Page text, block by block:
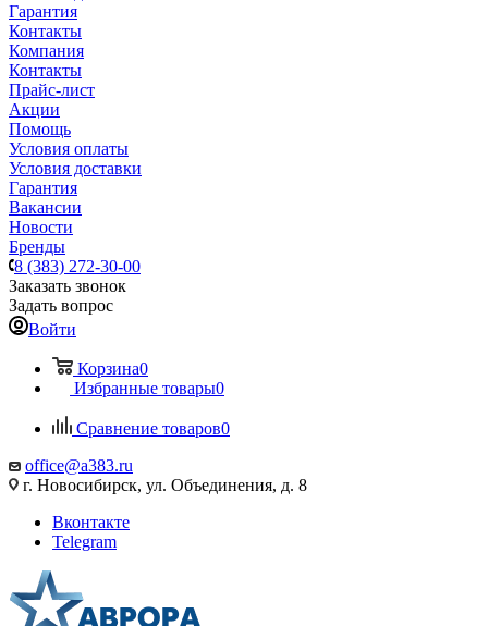
Гарантия
Контакты
Компания
Контакты
Прайс-лист
Акции
Помощь
Условия оплаты
Условия доставки
Гарантия
Вакансии
Новости
Бренды
8 (383) 272-30-00
Заказать звонок
Задать вопрос
Войти
Корзина0
Избранные товары0
Сравнение товаров0
office@a383.ru
г. Новосибирск, ул. Объединения, д. 8
Вконтакте
Telegram